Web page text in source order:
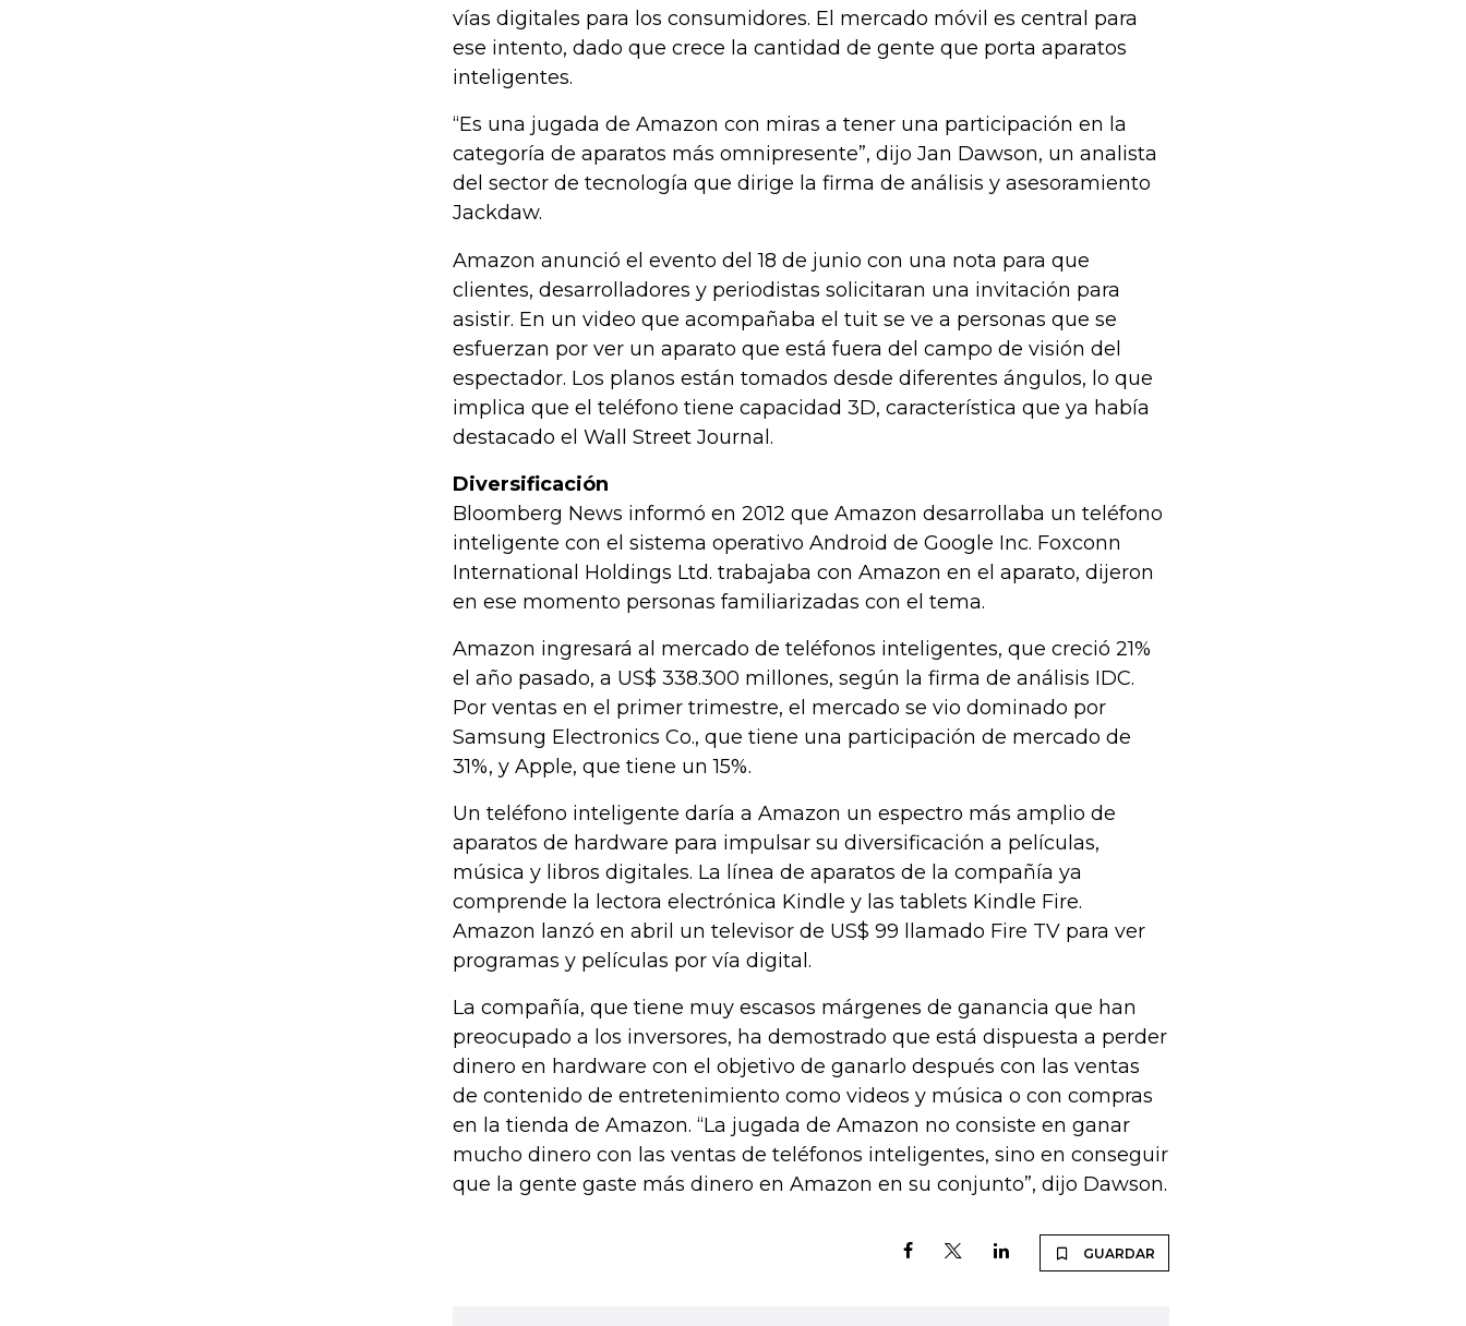
vías digitales para los consumidores. El mercado móvil es central para
ese intento, dado que crece la cantidad de gente que porta aparatos
inteligentes.
“Es una jugada de Amazon con miras a tener una participación en la
categoría de aparatos más omnipresente”, dijo Jan Dawson, un analista
del sector de tecnología que dirige la firma de análisis y asesoramiento
Jackdaw.
Amazon anunció el evento del 18 de junio con una nota para que
clientes, desarrolladores y periodistas solicitaran una invitación para
asistir. En un video que acompañaba el tuit se ve a personas que se
esfuerzan por ver un aparato que está fuera del campo de visión del
espectador. Los planos están tomados desde diferentes ángulos, lo que
implica que el teléfono tiene capacidad 3D, característica que ya había
destacado el Wall Street Journal.
Diversificación
Bloomberg News informó en 2012 que Amazon desarrollaba un teléfono
inteligente con el sistema operativo Android de Google Inc. Foxconn
International Holdings Ltd. trabajaba con Amazon en el aparato, dijeron
en ese momento personas familiarizadas con el tema.
Amazon ingresará al mercado de teléfonos inteligentes, que creció 21%
el año pasado, a US$ 338.300 millones, según la firma de análisis IDC.
Por ventas en el primer trimestre, el mercado se vio dominado por
Samsung Electronics Co., que tiene una participación de mercado de
31%, y Apple, que tiene un 15%.
Un teléfono inteligente daría a Amazon un espectro más amplio de
aparatos de hardware para impulsar su diversificación a películas,
música y libros digitales. La línea de aparatos de la compañía ya
comprende la lectora electrónica Kindle y las tablets Kindle Fire.
Amazon lanzó en abril un televisor de US$ 99 llamado Fire TV para ver
programas y películas por vía digital.
La compañía, que tiene muy escasos márgenes de ganancia que han
preocupado a los inversores, ha demostrado que está dispuesta a perder
dinero en hardware con el objetivo de ganarlo después con las ventas
de contenido de entretenimiento como videos y música o con compras
en la tienda de Amazon. “La jugada de Amazon no consiste en ganar
mucho dinero con las ventas de teléfonos inteligentes, sino en conseguir
que la gente gaste más dinero en Amazon en su conjunto”, dijo Dawson.
GUARDAR